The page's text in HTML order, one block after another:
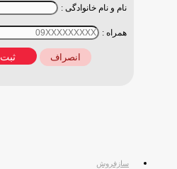
نام و نام خانوادگی :
همراه :
انصراف ثبت درخواست
سازفروش